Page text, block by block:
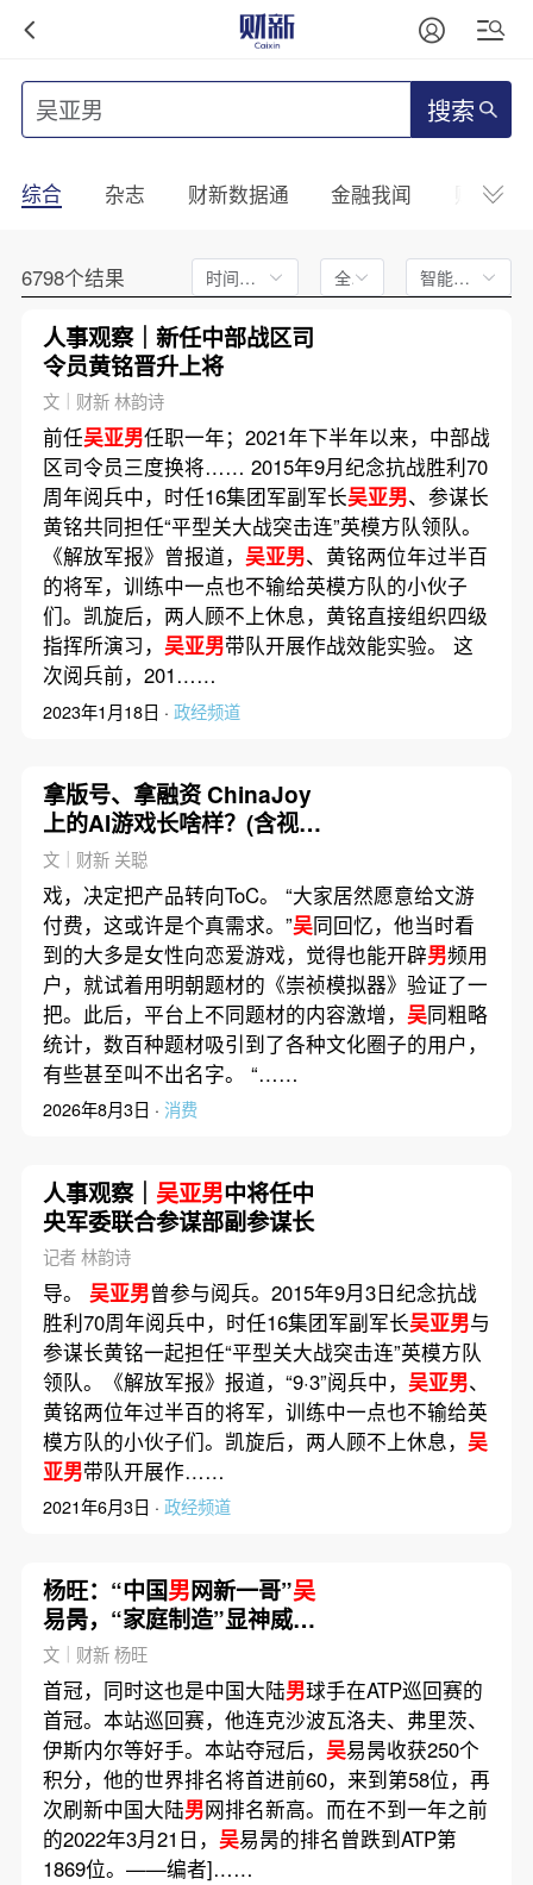
搜索
综合 杂志 财新数据通 金融我闻 财新
6798个结果 时间不限 全文 智能排序
人事观察｜新任中部战区司
令员黄铭晋升上将
文｜财新 林韵诗
前任吴亚男任职一年；2021年下半年以来，中部战
区司令员三度换将…… 2015年9月纪念抗战胜利70
周年阅兵中，时任16集团军副军长吴亚男、参谋长
黄铭共同担任“平型关大战突击连”英模方队领队。
《解放军报》曾报道， 吴亚男、黄铭两位年过半百
的将军，训练中一点也不输给英模方队的小伙子
们。凯旋后，两人顾不上休息，黄铭直接组织四级
指挥所演习， 吴亚男带队开展作战效能实验。 这
次阅兵前，201……
2023年1月18日 · 政经频道
拿版号、拿融资 ChinaJoy
上的AI游戏长啥样？(含视
频)
文｜财新 关聪
戏，决定把产品转向ToC。 “大家居然愿意给文游
付费，这或许是个真需求。”吴同回忆，他当时看
到的大多是女性向恋爱游戏，觉得也能开辟男频用
户，就试着用明朝题材的《崇祯模拟器》验证了一
把。此后，平台上不同题材的内容激增， 吴同粗略
统计，数百种题材吸引到了各种文化圈子的用户，
有些甚至叫不出名字。 “……
2026年8月3日 · 消费
人事观察｜ 吴亚男中将任中
央军委联合参谋部副参谋长
记者 林韵诗
导。 吴亚男曾参与阅兵。2015年9月3日纪念抗战
胜利70周年阅兵中，时任16集团军副军长吴亚男与
参谋长黄铭一起担任“平型关大战突击连”英模方队
领队。《解放军报》报道，“9·3”阅兵中， 吴亚男、
黄铭两位年过半百的将军，训练中一点也不输给英
模方队的小伙子们。凯旋后，两人顾不上休息， 吴
亚男带队开展作……
2021年6月3日 · 政经频道
杨旺：“中国男网新一哥”吴
易昺，“家庭制造”显神威｜
体坛
文｜财新 杨旺
首冠，同时这也是中国大陆男球手在ATP巡回赛的
首冠。本站巡回赛，他连克沙波瓦洛夫、弗里茨、
伊斯内尔等好手。本站夺冠后， 吴易昺收获250个
积分，他的世界排名将首进前60，来到第58位，再
次刷新中国大陆男网排名新高。而在不到一年之前
的2022年3月21日， 吴易昺的排名曾跌到ATP第
1869位。——编者]……